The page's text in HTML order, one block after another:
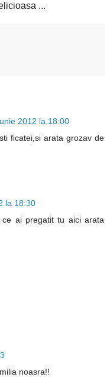
...
2012 la 18:00
ficatei,si arata grozav de
la 18:30
ai pregatit tu aici arata
noasra!!